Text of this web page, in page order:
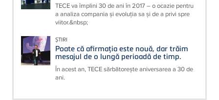
TECE va împlini 30 de ani în 2017 – o ocazie pentru
a analiza compania şi evoluţia sa şi de a privi spre
viitor.&nbsp;
ȘTIRI
Poate că afirmaţia este nouă, dar trăim
mesajul de o lungă perioadă de timp.
În acest an, TECE sărbătoreşte aniversarea a 30 de
ani.